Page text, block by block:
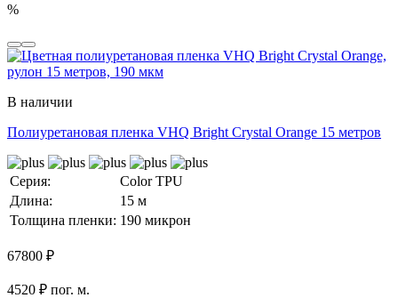
%
В наличии
Полиуретановая пленка VHQ Bright Crystal Orange 15 метров
Серия:
Color TPU
Длина:
15 м
Толщина пленки: 190 микрон
67800 ₽
4520 ₽ пог. м.